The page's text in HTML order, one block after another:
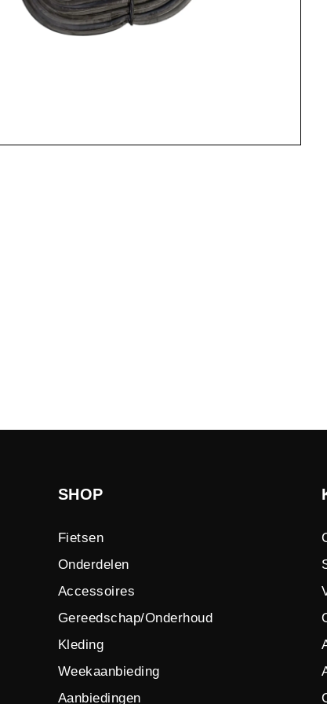
SHOP
Fietsen
Onderdelen
Accessoires
Gereedschap/Onderhoud
Kleding
Weekaanbieding
Aanbiedingen